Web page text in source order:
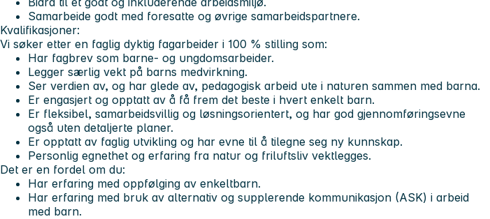
Samarbeide godt med foresatte og øvrige samarbeidspartnere.
Kvalifikasjoner:
Vi søker etter en faglig dyktig fagarbeider i 100 % stilling som:
Har fagbrev som barne- og ungdomsarbeider.
Legger særlig vekt på barns medvirkning.
Ser verdien av, og har glede av, pedagogisk arbeid ute i naturen sammen med barna.
Er engasjert og opptatt av å få frem det beste i hvert enkelt barn.
Er fleksibel, samarbeidsvillig og løsningsorientert, og har god gjennomføringsevne
også uten detaljerte planer.
Er opptatt av faglig utvikling og har evne til å tilegne seg ny kunnskap.
Personlig egnethet og erfaring fra natur og friluftsliv vektlegges.
Det er en fordel om du:
Har erfaring med oppfølging av enkeltbarn.
Har erfaring med bruk av alternativ og supplerende kommunikasjon (ASK) i arbeid
med barn.